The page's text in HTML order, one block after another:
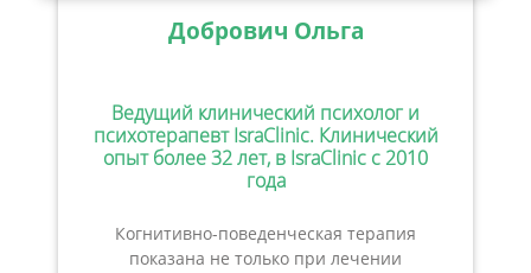
Добрович Ольга
Ведущий клинический психолог и
психотерапевт IsraClinic. Клинический
опыт более 32 лет, в IsraClinic с 2010
года
Когнитивно-поведенческая терапия
показана не только при лечении